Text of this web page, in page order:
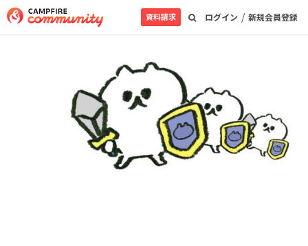
ログイン / 新規会員登録
資料請求